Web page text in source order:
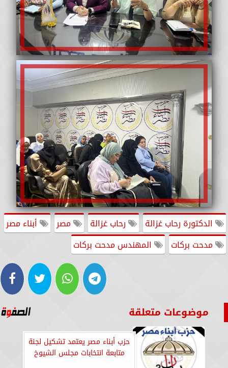
الدكتورة رحاب غزالة رحاب غزالة مصر
أبناء مصر
مدحت بركات
المهندس مدحت بركات
موضوعات متعلقة
حزب أبناء مصر يعتمد تشكيل لجنة
متابعة انتخابات مجلس الشيوخ